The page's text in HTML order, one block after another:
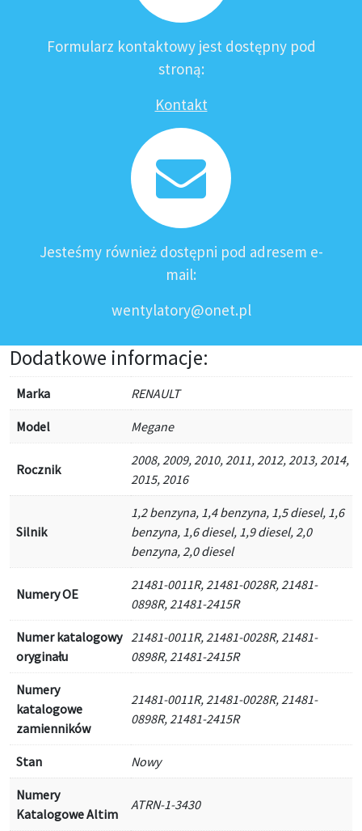
Formularz kontaktowy jest dostępny pod
stroną:
Kontakt
Jesteśmy również dostępni pod adresem e-
mail:
wentylatory@onet.pl
Dodatkowe informacje:
Marka RENAULT
Model Megane
Rocznik
2008, 2009, 2010, 2011, 2012, 2013, 2014,
2015, 2016
Silnik
1,2 benzyna, 1,4 benzyna, 1,5 diesel, 1,6
benzyna, 1,6 diesel, 1,9 diesel, 2,0
benzyna, 2,0 diesel
Numery OE
21481-0011R, 21481-0028R, 21481-
0898R, 21481-2415R
Numer katalogowy
oryginału
21481-0011R, 21481-0028R, 21481-
0898R, 21481-2415R
Numery
katalogowe
zamienników
21481-0011R, 21481-0028R, 21481-
0898R, 21481-2415R
Stan Nowy
Numery
Katalogowe Altim
ATRN-1-3430